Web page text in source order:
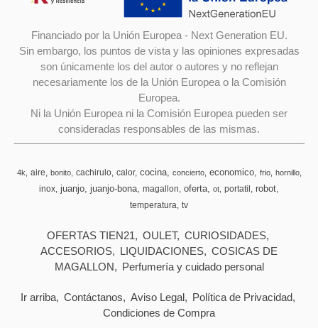
Financiado por la Unión Europea - Next Generation EU.
Sin embargo, los puntos de vista y las opiniones expresadas
son únicamente los del autor o autores y no reflejan
necesariamente los de la Unión Europea o la Comisión
Europea.
Ni la Unión Europea ni la Comisión Europea pueden ser
consideradas responsables de las mismas.
4k aire bonito cachirulo calor cocina concierto economico frio hornillo
inox juanjo juanjo-bona magallon oferta ot portatil robot
temperatura tv
OFERTAS TIEN21 OULET
CURIOSIDADES
ACCESORIOS
LIQUIDACIONES
COSICAS DE
MAGALLON
Perfumería y cuidado personal
Ir arriba Contáctanos Aviso Legal
Política de Privacidad
Condiciones de Compra